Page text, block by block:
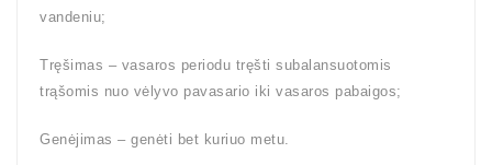
vandeniu;
Tręšimas – vasaros periodu tręšti subalansuotomis
trąšomis nuo vėlyvo pavasario iki vasaros pabaigos;
Genėjimas – genėti bet kuriuo metu.